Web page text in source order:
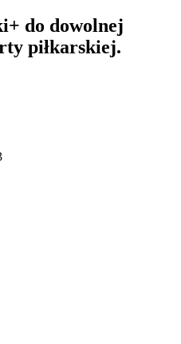
do dowolnej
piłkarskiej.